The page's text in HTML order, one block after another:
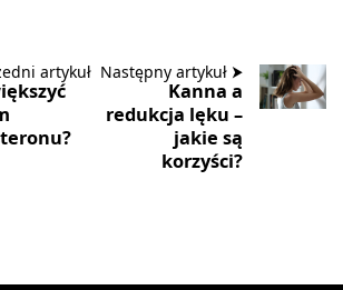
artykuł Następny artykuł ⮞
Kanna a
redukcja lęku –
jakie są
korzyści?